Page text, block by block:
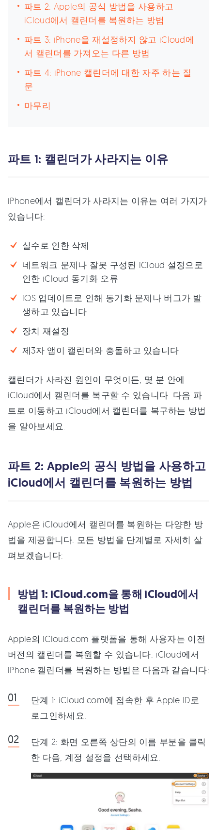
파트 2: Apple의 공식 방법을 사용하고
iCloud에서 캘린더를 복원하는 방법
파트 3: iPhone을 재설정하지 않고 iCloud에
서 캘린더를 가져오는 다른 방법
파트 4: iPhone 캘린더에 대한 자주 하는 질
문
마무리
파트 1: 캘린더가 사라지는 이유
iPhone에서 캘린더가 사라지는 이유는 여러 가지가
있습니다:
실수로 인한 삭제
네트워크 문제나 잘못 구성된 iCloud 설정으로
인한 iCloud 동기화 오류
iOS 업데이트로 인해 동기화 문제나 버그가 발
생하고 있습니다
장치 재설정
제3자 앱이 캘린더와 충돌하고 있습니다
캘린더가 사라진 원인이 무엇이든, 몇 분 안에
iCloud에서 캘린더를 복구할 수 있습니다. 다음 파
트로 이동하고 iCloud에서 캘린더를 복구하는 방법
을 알아보세요.
파트 2: Apple의 공식 방법을 사용하고
iCloud에서 캘린더를 복원하는 방법
Apple은 iCloud에서 캘린더를 복원하는 다양한 방
법을 제공합니다. 모든 방법을 단계별로 자세히 살
펴보겠습니다:
방법 1: iCloud.com을 통해 iCloud에서
캘린더를 복원하는 방법
Apple의 iCloud.com 플랫폼을 통해 사용자는 이전
버전의 캘린더를 복원할 수 있습니다. iCloud에서
iPhone 캘린더를 복원하는 방법은 다음과 같습니다:
단계 1: iCloud.com에 접속한 후 Apple ID로
로그인하세요.
단계 2: 화면 오른쪽 상단의 이름 부분을 클릭
한 다음, 계정 설정을 선택하세요.